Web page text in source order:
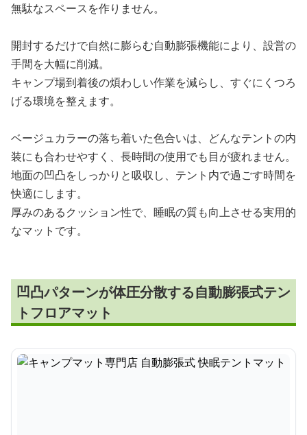
無駄なスペースを作りません。
開封するだけで自然に膨らむ自動膨張機能により、設営の
手間を大幅に削減。
キャンプ場到着後の煩わしい作業を減らし、すぐにくつろ
げる環境を整えます。
ベージュカラーの落ち着いた色合いは、どんなテントの内
装にも合わせやすく、長時間の使用でも目が疲れません。
地面の凹凸をしっかりと吸収し、テント内で過ごす時間を
快適にします。
厚みのあるクッション性で、睡眠の質も向上させる実用的
なマットです。
凹凸パターンが体圧分散する自動膨張式テン
トフロアマット